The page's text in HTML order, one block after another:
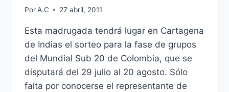
PorA.C 27 abril, 2011
Esta madrugada tendrá lugar en Cartagena
de Indias el sorteo para la fase de grupos
del Mundial Sub 20 de Colombia, que se
disputará del 29 julio al 20 agosto. Sólo
falta por conocerse el representante de